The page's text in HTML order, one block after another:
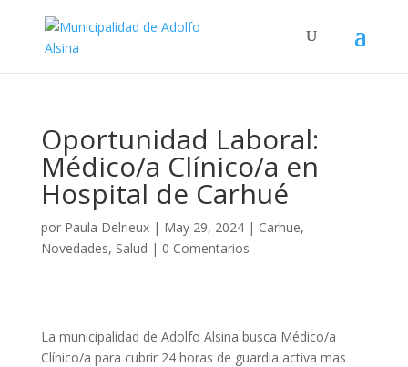
Oportunidad Laboral:
Médico/a Clínico/a en
Hospital de Carhué
por Paula Delrieux| May 29, 2024| Carhue,
Novedades, Salud | 0 Comentarios
La municipalidad de Adolfo Alsina busca Médico/a
Clínico/a para cubrir 24 horas de guardia activa mas